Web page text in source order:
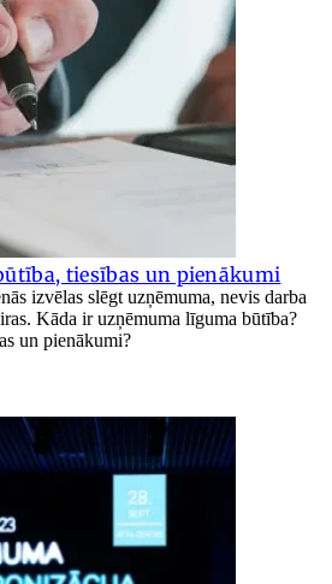
tiesības un pienākumi
izvēlas slēgt uzņēmuma, nevis darba
Kāda ir uzņēmuma līguma būtība?
un pienākumi?